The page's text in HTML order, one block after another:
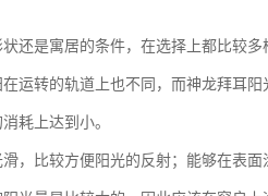
还是寓居的条件，在选择上都比较多
运转的轨道上也不同，而神龙拜耳
耗上达到小。
，比较方便阳光的反射；能够在表